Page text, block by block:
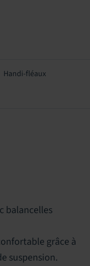
Handi-fléaux
balancelles
grâce à
suspension.